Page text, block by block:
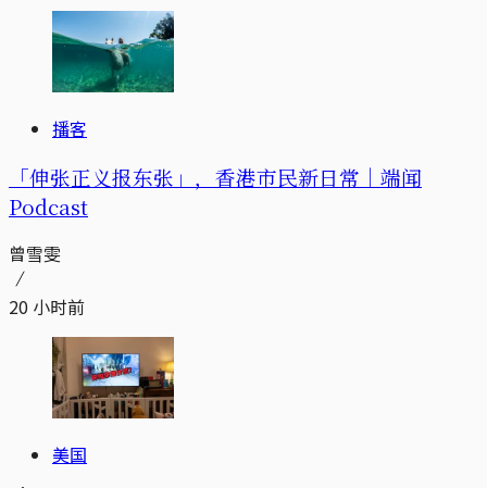
播客
「伸张正义报东张」，香港市民新日常｜端闻
Podcast
曾雪雯
20 小时前
美国